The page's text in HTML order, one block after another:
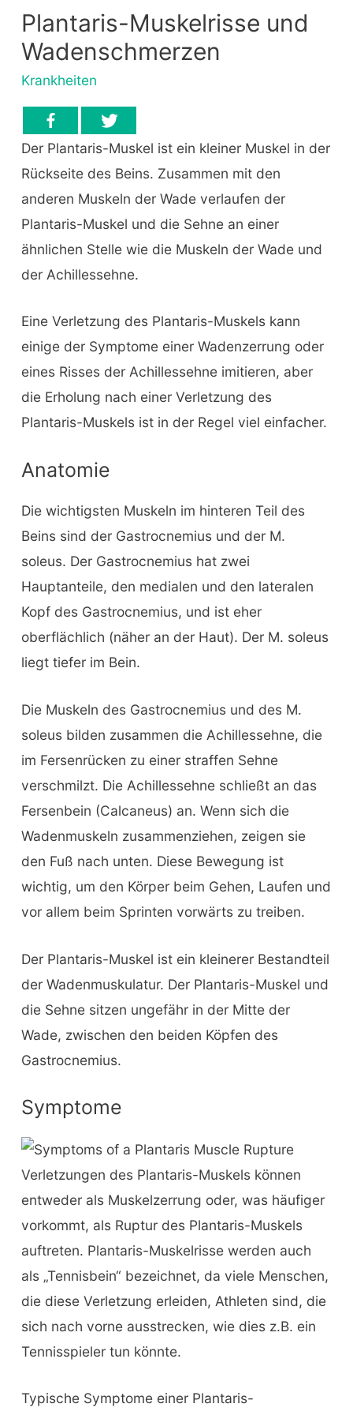
Plantaris-Muskelrisse und
Wadenschmerzen
Krankheiten
Der Plantaris-Muskel ist ein kleiner Muskel in der
Rückseite des Beins. Zusammen mit den
anderen Muskeln der Wade verlaufen der
Plantaris-Muskel und die Sehne an einer
ähnlichen Stelle wie die Muskeln der Wade und
der Achillessehne.
Eine Verletzung des Plantaris-Muskels kann
einige der Symptome einer Wadenzerrung oder
eines Risses der Achillessehne imitieren, aber
die Erholung nach einer Verletzung des
Plantaris-Muskels ist in der Regel viel einfacher.
Anatomie
Die wichtigsten Muskeln im hinteren Teil des
Beins sind der Gastrocnemius und der M.
soleus. Der Gastrocnemius hat zwei
Hauptanteile, den medialen und den lateralen
Kopf des Gastrocnemius, und ist eher
oberflächlich (näher an der Haut). Der M. soleus
liegt tiefer im Bein.
Die Muskeln des Gastrocnemius und des M.
soleus bilden zusammen die Achillessehne, die
im Fersenrücken zu einer straffen Sehne
verschmilzt. Die Achillessehne schließt an das
Fersenbein (Calcaneus) an. Wenn sich die
Wadenmuskeln zusammenziehen, zeigen sie
den Fuß nach unten. Diese Bewegung ist
wichtig, um den Körper beim Gehen, Laufen und
vor allem beim Sprinten vorwärts zu treiben.
Der Plantaris-Muskel ist ein kleinerer Bestandteil
der Wadenmuskulatur. Der Plantaris-Muskel und
die Sehne sitzen ungefähr in der Mitte der
Wade, zwischen den beiden Köpfen des
Gastrocnemius.
Symptome
Verletzungen des Plantaris-Muskels können
entweder als Muskelzerrung oder, was häufiger
vorkommt, als Ruptur des Plantaris-Muskels
auftreten. Plantaris-Muskelrisse werden auch
als „Tennisbein“ bezeichnet, da viele Menschen,
die diese Verletzung erleiden, Athleten sind, die
sich nach vorne ausstrecken, wie dies z.B. ein
Tennisspieler tun könnte.
Typische Symptome einer Plantaris-